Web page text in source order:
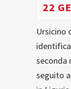
22
Ursicino
seconda
seguito